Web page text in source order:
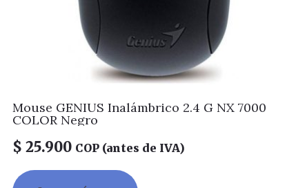
Mouse GENIUS Inalámbrico 2.4 G NX 7000
COLOR Negro
$ 25.900 COP (antes de IVA)